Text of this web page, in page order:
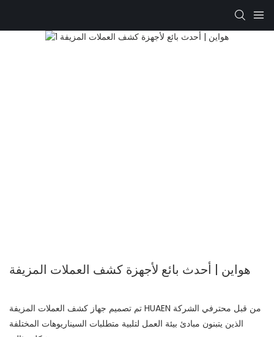
هواين | أحدث بائع لأجهزة كشف العملات المزيفة
تم تصميم جهاز كشف العملات المزيفة HUAEN من قبل محترفي الشركة
الذين يتبنون مبادئ بيئة العمل لتلبية متطلبات السيناريوهات المختلفة